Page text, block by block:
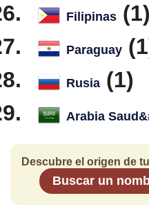
Filipinas (1)
Paraguay
Rusia (1)
Arabia
Descubre el origen de
Buscar un